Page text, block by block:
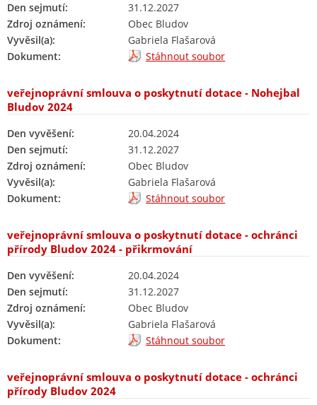
Den sejmutí:
31.12.2027
Zdroj oznámení:
Obec Bludov
Vyvěsil(a):
Gabriela Flašarová
Dokument:
Stáhnout soubor
veřejnoprávní smlouva o poskytnutí dotace - Nohejbal
Bludov 2024
Den vyvěšení:
20.04.2024
Den sejmutí:
31.12.2027
Zdroj oznámení:
Obec Bludov
Vyvěsil(a):
Gabriela Flašarová
Dokument:
Stáhnout soubor
veřejnoprávní smlouva o poskytnutí dotace - ochránci
přírody Bludov 2024 - přikrmování
Den vyvěšení:
20.04.2024
Den sejmutí:
31.12.2027
Zdroj oznámení:
Obec Bludov
Vyvěsil(a):
Gabriela Flašarová
Dokument:
Stáhnout soubor
veřejnoprávní smlouva o poskytnutí dotace - ochránci
přírody Bludov 2024